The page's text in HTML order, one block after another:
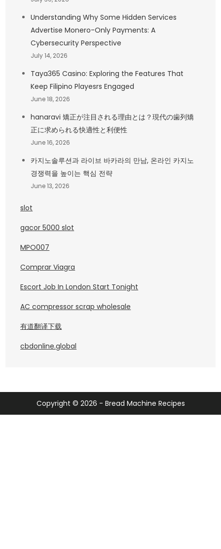
Understanding Why Some Hidden Services
Advertise Monero-Only Payments: A
Cybersecurity Perspective
July 14, 2026
Taya365 Casino: Exploring the Features That
Keep Filipino Playesrs Engaged
June 18, 2026
hanaravi 矯正が注目される理由とは？現代の歯列矯
正に求められる快適性と利便性
June 16, 2026
카지노솔루션과 라이브 바카라의 만남, 온라인 카지노
경쟁력을 높이는 핵심 전략
June 13, 2026
slot
gacor 5000 slot
MPO007
Comprar Viagra
Escort Job In London Start Tonight
AC compressor scrap wholesale
有道翻译下载
cbdonline.global
Copyright © 2026 - Bread Machine Recipes